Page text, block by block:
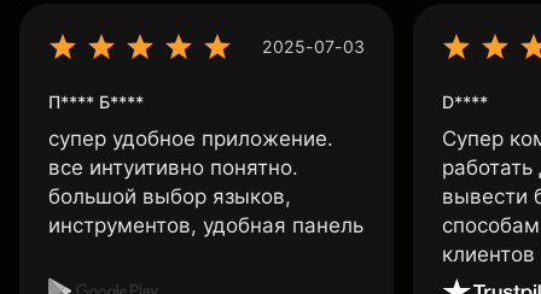
2025-07-03
П**** Б****
супер удобное приложение.
все интуитивно понятно.
большой выбор языков,
инструментов, удобная панель
D****
Супер
вывести